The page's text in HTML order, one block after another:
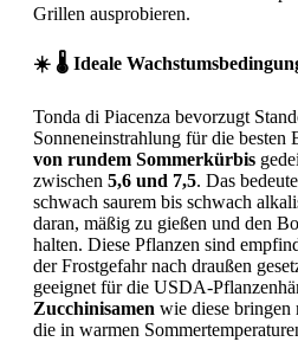
Grillen ausprobieren.
☀️ 🌡️ Ideale
Tonda di Piacenza bevorzugt
Sonneneinstrahlung für die besten
von rundem Sommerkürbis
zwischen 5,6 und 7,5. Das
schwach saurem bis schwach
daran, mäßig zu gießen und den
halten. Diese Pflanzen sind
der Frostgefahr nach draußen
geeignet für die USDA-
Zucchinisamen wie diese bringen
die in warmen